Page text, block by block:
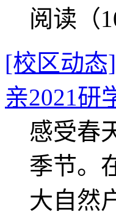
阅读（
[校区动态
亲2021研
感受春
季节。
大自然